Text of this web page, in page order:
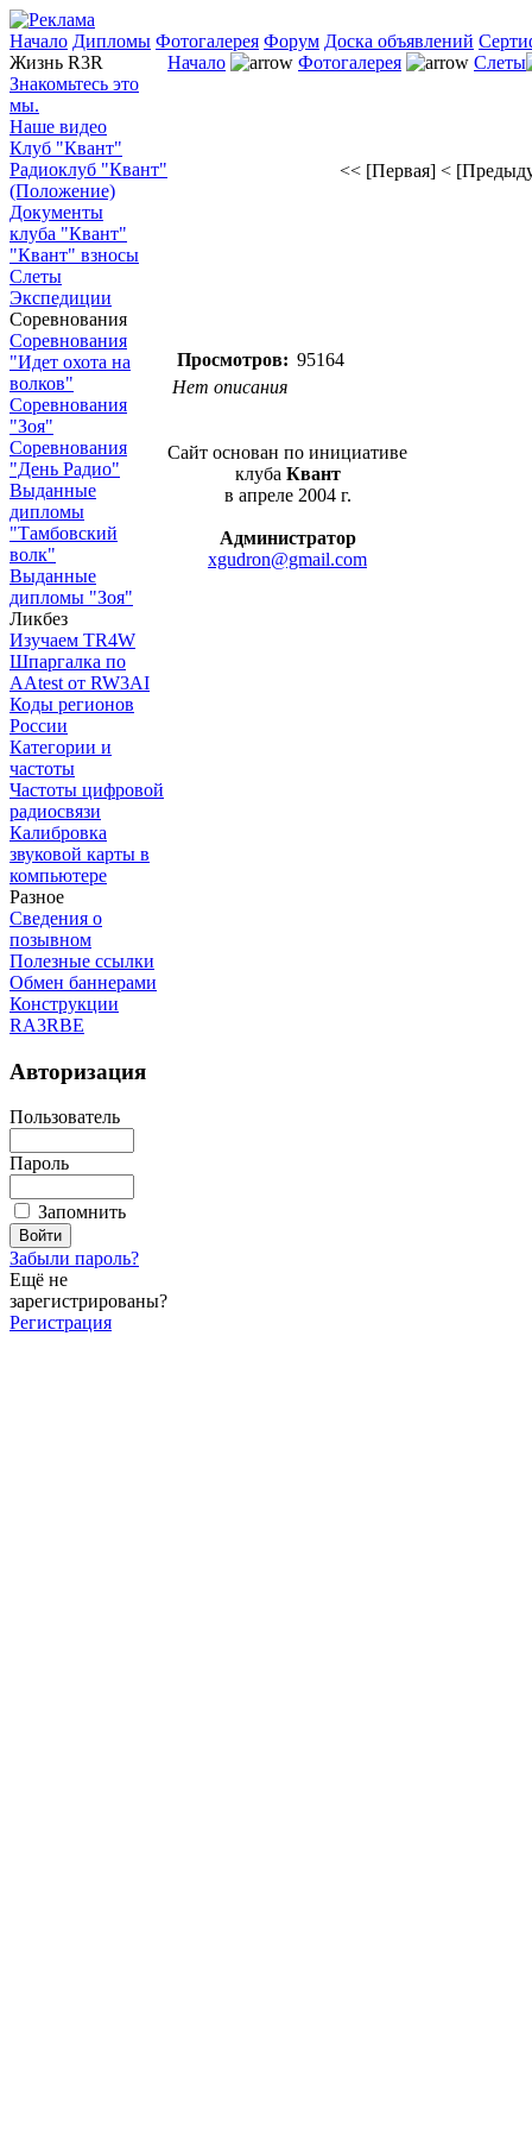
Начало Дипломы Фотогалерея Форум Доска объявлений
Жизнь R3R
Знакомьтесь это
мы.
Наше видео
Клуб "Квант"
Радиоклуб "Квант"
(Положение)
Документы
клуба "Квант"
"Квант" взносы
Слеты
Экспедиции
Соревнования
Соревнования
"Идет охота на
волков"
Соревнования
"Зоя"
Соревнования
"День Радио"
Выданные
дипломы
"Тамбовский
волк"
Выданные
дипломы "Зоя"
Ликбез
Изучаем TR4W
Шпаргалка по
AAtest от RW3AI
Коды регионов
России
Категории и
частоты
Частоты цифровой
радиосвязи
Калибровка
звуковой карты в
компьютере
Разное
Сведения о
позывном
Полезные ссылки
Обмен баннерами
Конструкции
RA3RBE
Авторизация
Пользователь
Пароль
Запомнить
Забыли пароль?
Ещё не
зарегистрированы?
Регистрация
Начало Фотогалерея Слеты
<< [Первая] <
Просмотров: 95164
Нет описания
Сайт основан по инициативе
клуба Квант
в апреле 2004 г.
Администратор
xgudron@gmail.com